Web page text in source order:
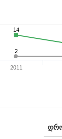
2
14
2011